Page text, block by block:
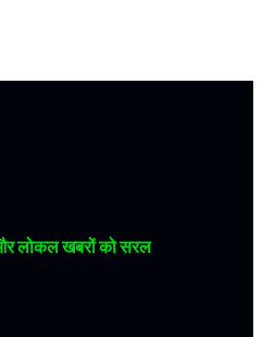
और लोकल खबरों को सरल